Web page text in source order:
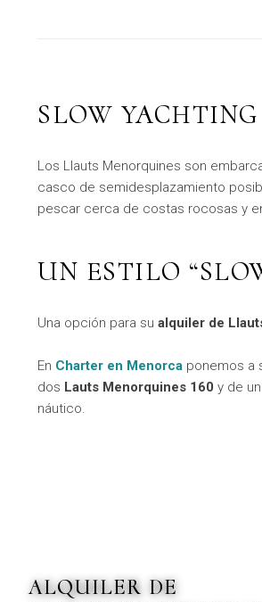
SLOW
Los Llauts Menorquines son
casco de semidesplazamiento
pescar cerca de costas rocosas y
UN ESTILO
Una opción para su alquiler de
En Charter en Menorca ponemos a
dos Lauts Menorquines 160 y de un
náutico.
ALQUILER DE